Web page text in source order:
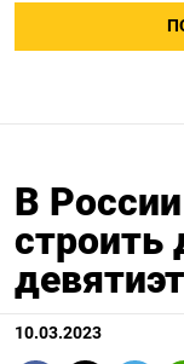
В
строить
10.03.2023